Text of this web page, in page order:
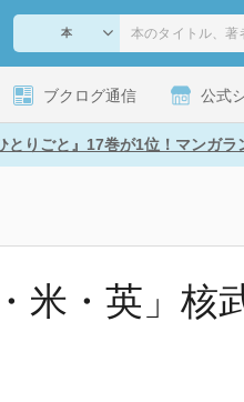
ブクログ通信 公式
とりごと』17巻が1位！マンガラ
米・英」核